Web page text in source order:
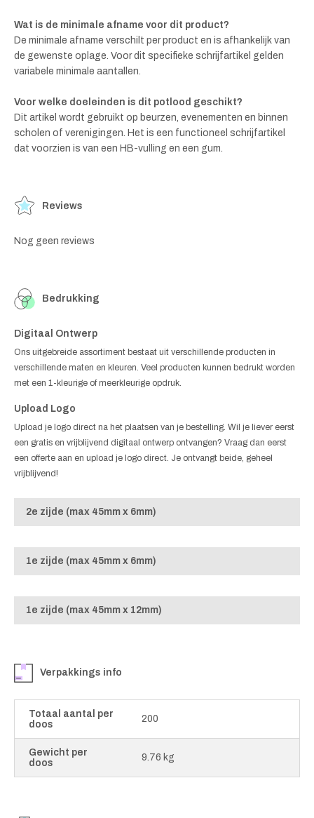
Wat is de minimale afname voor dit product?
De minimale afname verschilt per product en is afhankelijk van
de gewenste oplage. Voor dit specifieke schrijfartikel gelden
variabele minimale aantallen.
Voor welke doeleinden is dit potlood geschikt?
Dit artikel wordt gebruikt op beurzen, evenementen en binnen
scholen of verenigingen. Het is een functioneel schrijfartikel
dat voorzien is van een HB-vulling en een gum.
Reviews
Nog geen reviews
Bedrukking
Digitaal Ontwerp
Ons uitgebreide assortiment bestaat uit verschillende producten in
verschillende maten en kleuren. Veel producten kunnen bedrukt worden
met een 1-kleurige of meerkleurige opdruk.
Upload Logo
Upload je logo direct na het plaatsen van je bestelling. Wil je liever eerst
een gratis en vrijblijvend digitaal ontwerp ontvangen? Vraag dan eerst
een offerte aan en upload je logo direct. Je ontvangt beide, geheel
vrijblijvend!
2e zijde (max 45mm x 6mm)
1e zijde (max 45mm x 6mm)
1e zijde (max 45mm x 12mm)
Verpakkings info
Totaal aantal per
doos
200
Gewicht per
doos
9.76 kg